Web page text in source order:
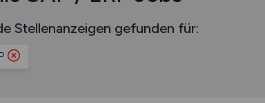
Stellenanzeigen gefunden für: